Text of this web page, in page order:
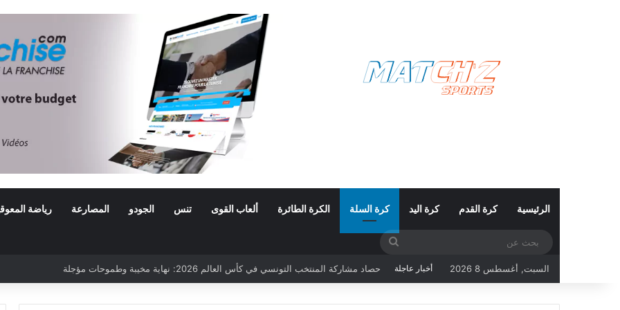
الرئيسية كرة القدم كرة اليد كرة السلة الكرة الطائرة ألعاب القوى تنس الجودو المصارعة رياضة
عن
السبت, أغسطس 8 2026 أخبار عاجلة
كأس العالم 2026: تونس تبحث عن حفظ ماء الوجه أمام هولندا